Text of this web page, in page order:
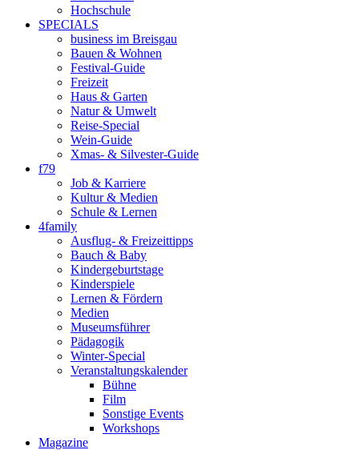
Hochschule
SPECIALS
business im Breisgau
Bauen & Wohnen
Festival-Guide
Freizeit
Haus & Garten
Natur & Umwelt
Reise-Special
Wein-Guide
Xmas- & Silvester-Guide
f79
Job & Karriere
Kultur & Medien
Schule & Lernen
4family
Ausflug- & Freizeittipps
Bauch & Baby
Kindergeburtstage
Kinderspiele
Lernen & Fördern
Medien
Museumsführer
Pädagogik
Winter-Special
Veranstaltungskalender
Bühne
Film
Sonstige Events
Workshops
Magazine